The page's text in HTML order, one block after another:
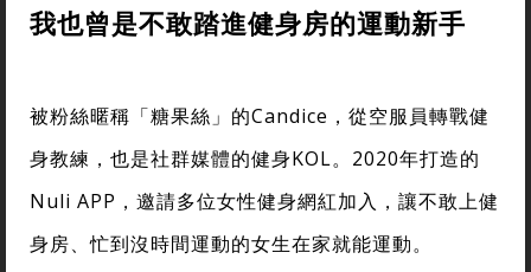
我也曾是不敢踏進健身房的運動新手
被粉絲暱稱「糖果絲」的Candice，從空服員轉戰健
身教練，也是社群媒體的健身KOL。2020年打造的
Nuli APP，邀請多位女性健身網紅加入，讓不敢上健
身房、忙到沒時間運動的女生在家就能運動。